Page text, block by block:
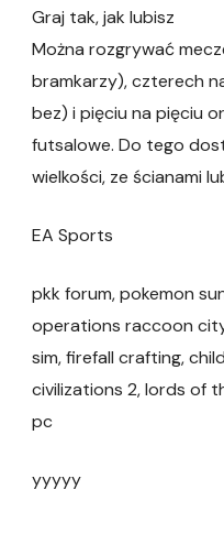
Graj tak, jak lubisz
Można rozgrywać
bramkarzy), czterech
bez) i pięciu na pięciu
futsalowe. Do tego
wielkości, ze ścianami
EA Sports
pkk forum, pokemon
operations raccoon
sim, firefall crafting,
civilizations 2, lords of
pc
yyyyy